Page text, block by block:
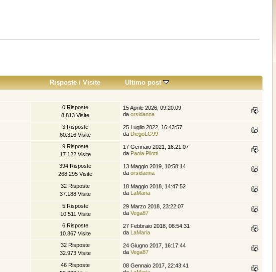
Risposte/Visite Ultimo post
0 Risposte
8.813 Visite
15 Aprile 2026, 09:20:09
da orsidanna
3 Risposte
60.316 Visite
25 Luglio 2022, 16:43:57
da DiegoLG99
9 Risposte
17.122 Visite
17 Gennaio 2021, 16:21:07
da Paola Pilotti
394 Risposte
268.295 Visite
13 Maggio 2019, 10:58:14
da orsidanna
32 Risposte
37.188 Visite
18 Maggio 2018, 14:47:52
da LaMaria
5 Risposte
10.511 Visite
29 Marzo 2018, 23:22:07
da Vega87
6 Risposte
10.867 Visite
27 Febbraio 2018, 08:54:31
da LaMaria
32 Risposte
32.973 Visite
24 Giugno 2017, 16:17:44
da Vega87
46 Risposte
08 Gennaio 2017, 22:43:41